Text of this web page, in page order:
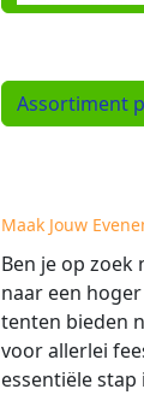
Assortiment
Maak Jouw
Ben je op
naar een
tenten bieden
voor allerlei
essentiële